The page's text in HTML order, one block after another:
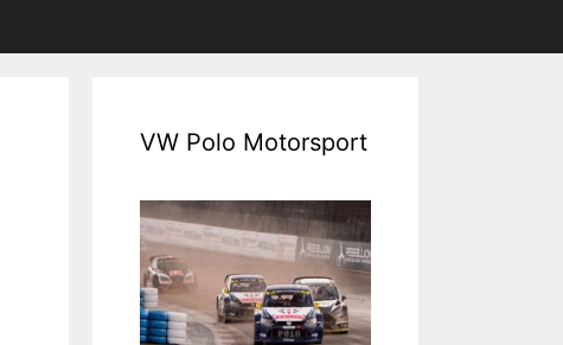
VW Polo Motorsport